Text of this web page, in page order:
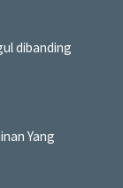
dibanding
Yang